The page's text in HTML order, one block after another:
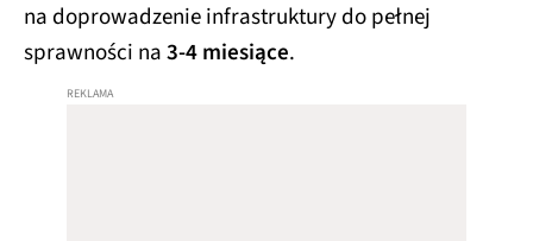
na doprowadzenie infrastruktury do pełnej
sprawności na3-4 miesiące.